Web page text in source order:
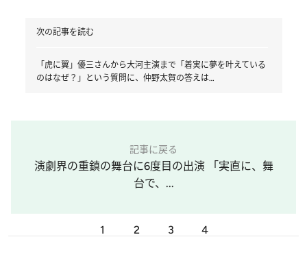
次の記事を読む
「虎に翼」優三さんから大河主演まで「着実に夢を叶えている
のはなぜ？」という質問に、仲野太賀の答えは…
記事に戻る
演劇界の重鎮の舞台に6度目の出演 「実直に、舞
台で、...
1 2 3 4